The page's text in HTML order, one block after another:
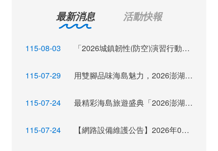
最新消息
115-08-03 「2026城鎮韌性(防空)演習行動網路降速演練」訊息布達
115-07-29 用雙腳品味海島魅力，2026澎湖秋季觀光運動休閒主題活動報名倒數
115-07-24 最精彩海島旅遊盛典「2026澎湖秋瘋季」魅力登場
115-07-24 【網路設備維護公告】2026年07月28日（二）22：00~ 24:00 屆時將暫停網站服務，不便之處，尚祈見諒。
活動快報